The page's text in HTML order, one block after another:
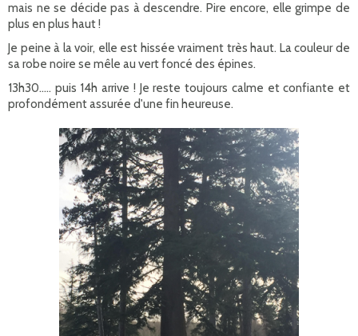
mais ne se décide pas à descendre. Pire encore, elle grimpe de
plus en plus haut !
Je peine à la voir, elle est hissée vraiment très haut. La couleur de
sa robe noire se mêle au vert foncé des épines.
13h30..... puis 14h arrive ! Je reste toujours calme et confiante et
profondément assurée d'une fin heureuse.